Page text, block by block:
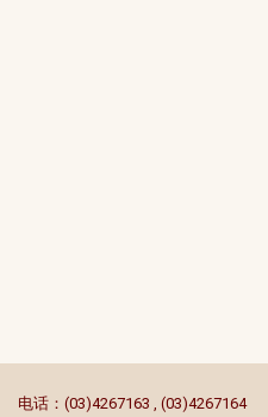
电话：(03)4267163 , (03)4267164